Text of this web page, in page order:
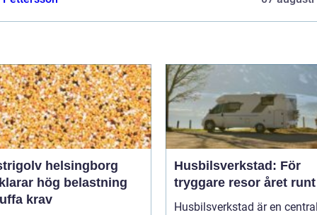
helsingborg
hög belastning
krav
Husbilsverkstad: För
tryggare resor året runt
Husbilsverkstad är en